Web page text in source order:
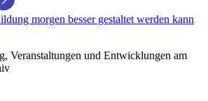
morgen besser gestaltet werden kann
Veranstaltungen und Entwicklungen am